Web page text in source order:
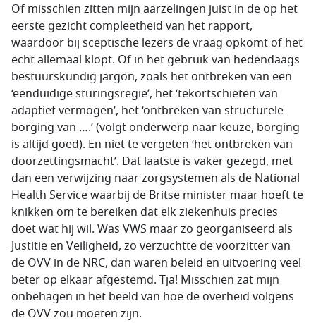
Of misschien zitten mijn aarzelingen juist in de op het
eerste gezicht compleetheid van het rapport,
waardoor bij sceptische lezers de vraag opkomt of het
echt allemaal klopt. Of in het gebruik van hedendaags
bestuurskundig jargon, zoals het ontbreken van een
‘eenduidige sturingsregie’, het ‘tekortschieten van
adaptief vermogen’, het ‘ontbreken van structurele
borging van ….’ (volgt onderwerp naar keuze, borging
is altijd goed). En niet te vergeten ‘het ontbreken van
doorzettingsmacht’. Dat laatste is vaker gezegd, met
dan een verwijzing naar zorgsystemen als de National
Health Service waarbij de Britse minister maar hoeft te
knikken om te bereiken dat elk ziekenhuis precies
doet wat hij wil. Was VWS maar zo georganiseerd als
Justitie en Veiligheid, zo verzuchtte de voorzitter van
de OVV in de NRC, dan waren beleid en uitvoering veel
beter op elkaar afgestemd. Tja! Misschien zat mijn
onbehagen in het beeld van hoe de overheid volgens
de OVV zou moeten zijn.